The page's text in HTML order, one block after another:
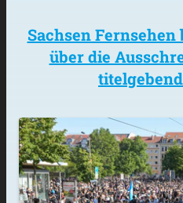
Sachsen
über die